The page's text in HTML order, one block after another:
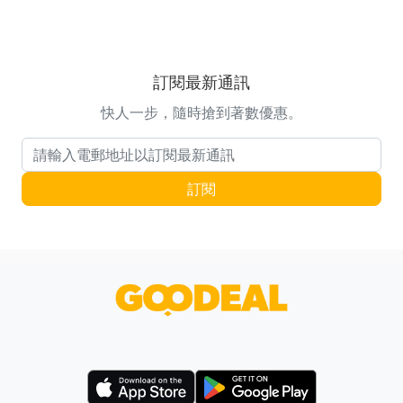
訂閱最新通訊
快人一步，隨時搶到著數優惠。
電郵地址 訂閱